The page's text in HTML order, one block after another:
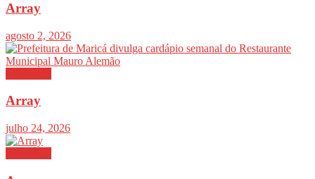
Array
agosto 2, 2026
Array
julho 24, 2026